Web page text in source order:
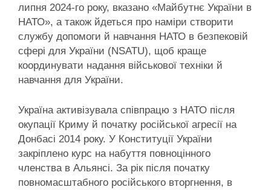
липня 2024-го року, вказано «Майбутнє України в
НАТО», а також йдеться про наміри створити
службу допомоги й навчання НАТО в безпековій
сфері для України (NSATU), щоб краще
координувати надання військової техніки й
навчання для України.
Україна активізувала співпрацю з НАТО після
окупації Криму й початку російської агресії на
Донбасі 2014 року. У Конституції України
закріплено курс на набуття повноцінного
членства в Альянсі. За рік після початку
повномасштабного російського вторгнення, в